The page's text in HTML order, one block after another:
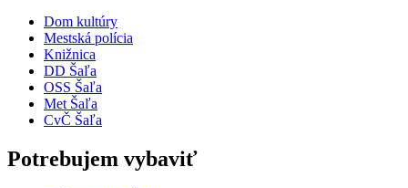
Dom kultúry
Mestská polícia
Knižnica
DD Šaľa
OSS Šaľa
Met Šaľa
CvČ Šaľa
Potrebujem vybaviť